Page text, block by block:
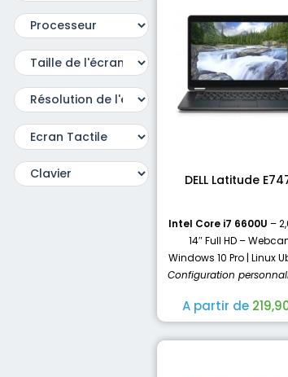
DELL Latitude
Intel Core i7 6600U –
14″ Full HD –
Windows 10 Pro | Linux
Configuration
A partir de